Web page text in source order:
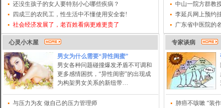
还没生孩子的女人要特别小心哪些疾病？
四成三的农民工，性生活中不懂使用安全套!
社会经济发展了，老百姓看病更难更贵了
中山一院方群教
李延兵网上预约
广东省中医院的
心灵小木屋
男女为什么需要“异性闺蜜”
男女各种问题碰撞爆发矛盾不可调和
更多感情困扰，“异性闺密”的出现成
为构架男女关系的新纽带…
与压力为友 做自己的压力管理师
专家谈病
肺癌不咳嗽 “装